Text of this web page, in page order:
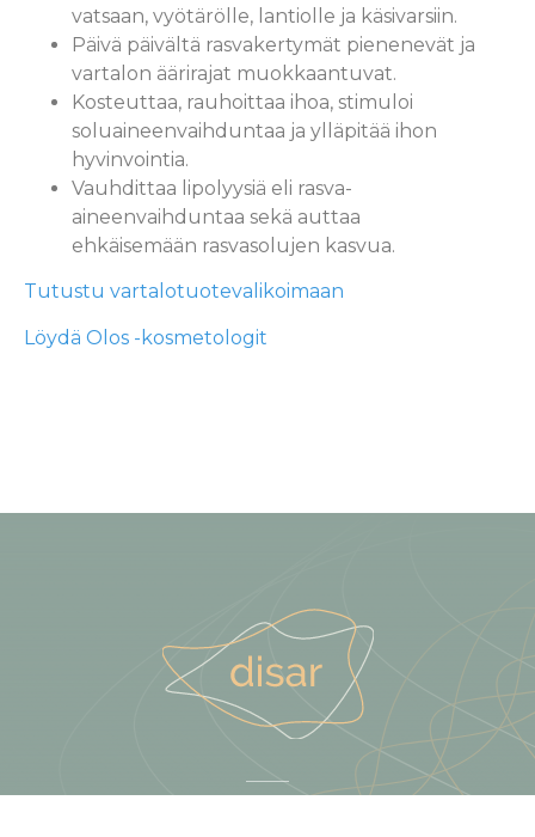
vatsaan, vyötärölle, lantiolle ja käsivarsiin.
Päivä päivältä rasvakertymät pienenevät ja
vartalon äärirajat muokkaantuvat.
Kosteuttaa, rauhoittaa ihoa, stimuloi
soluaineenvaihduntaa ja ylläpitää ihon
hyvinvointia.
Vauhdittaa lipolyysiä eli rasva-
aineenvaihduntaa sekä auttaa
ehkäisemään rasvasolujen kasvua.
Tutustu vartalotuotevalikoimaan
Löydä Olos -kosmetologit